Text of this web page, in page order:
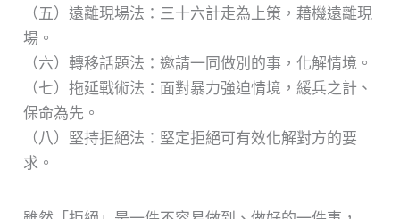
（五）遠離現場法：三十六計走為上策，藉機遠離現
場。
（六）轉移話題法：邀請一同做別的事，化解情境。
（七）拖延戰術法：面對暴力強迫情境，緩兵之計、
保命為先。
（八）堅持拒絕法：堅定拒絕可有效化解對方的要
求。